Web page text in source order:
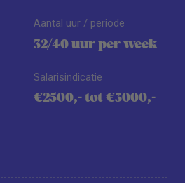
Aantal uur / periode
32/40 uur per week
Salarisindicatie
€2500,- tot €3000,-